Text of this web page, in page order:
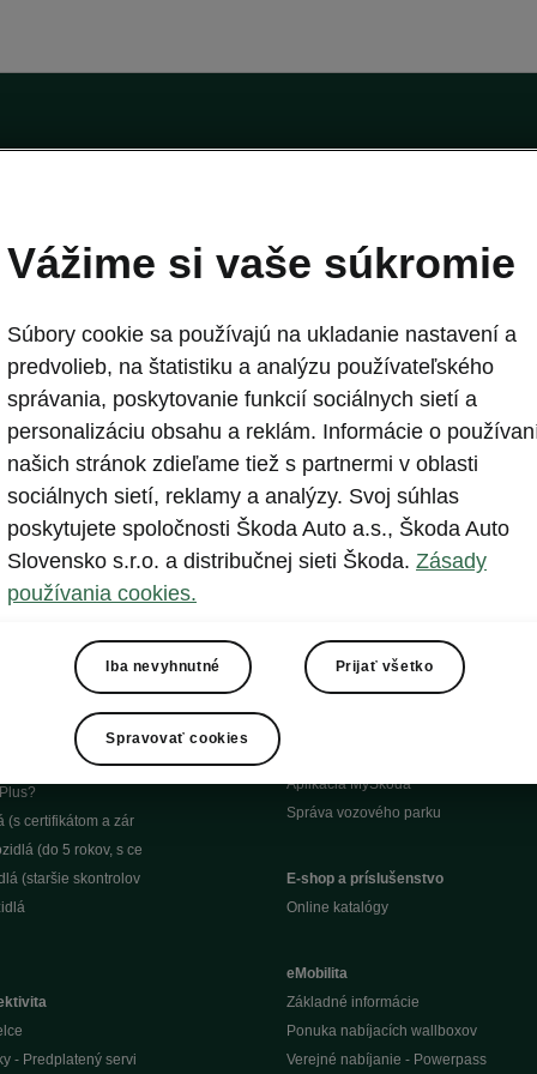
Kontaktný formulár
alebo servis Škoda E-shop
skupiny
výhody od 50 vozidi
(s certifikátom a zár
(do 5 rokov, s ce
(staršie skontrolov
- Predplatený servi
Informácie pre nezávislé servisy
Test kvality servisu Škoda
Škoda Infotainment
Aplikácia MyŠkoda
Správa vozového parku
E-shop a príslušenstvo
Online katalógy
eMobilita
Základné informácie
Ponuka nabíjacích wallboxov
Verejné nabíjanie - Powerpass
Vážime si vaše súkromie
Súbory cookie sa používajú na ukladanie nastavení a
predvolieb, na štatistiku a analýzu používateľského
správania, poskytovanie funkcií sociálnych sietí a
personalizáciu obsahu a reklám. Informácie o
našich stránok zdieľame tiež s partnermi v oblasti
sociálnych sietí, reklamy a analýzy. Svoj súhlas
poskytujete spoločnosti Škoda Auto a.s., Škoda Auto
Slovensko s.r.o. a distribučnej sieti Škoda. Zásady
používania cookies.
Iba nevyhnutné Prijať všetko
Spravovať cookies